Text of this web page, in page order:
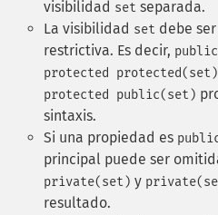
visibilidad set separada.
La visibilidad set debe
restrictiva. Es decir,
protected protected(set)
protected public(set)
sintaxis.
Si una propiedad es
principal puede ser
private(set) y
resultado.